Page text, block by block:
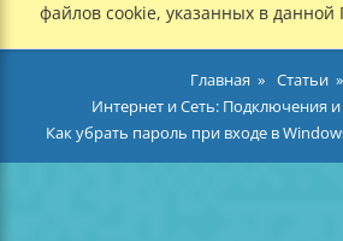
файлов cookie, указанных в данной
Главная
Статьи
Интернет и Сеть: Подключения
Как убрать пароль при входе в